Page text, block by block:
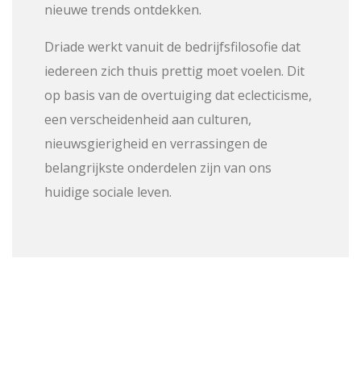
nieuwe trends ontdekken.
Driade werkt vanuit de bedrijfsfilosofie dat
iedereen zich thuis prettig moet voelen. Dit
op basis van de overtuiging dat eclecticisme,
een verscheidenheid aan culturen,
nieuwsgierigheid en verrassingen de
belangrijkste onderdelen zijn van ons
huidige sociale leven.